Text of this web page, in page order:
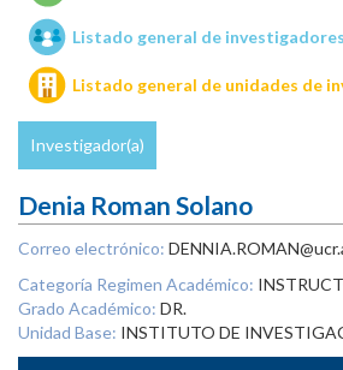
Unidades de investigación
Listado general de investigadores
Listado general de unidades de
Investigador(a)
Denia Roman Solano
Correo electrónico:
Categoría Regimen Académico:
Grado Académico: DR.
Unidad Base: INSTITUTO DE